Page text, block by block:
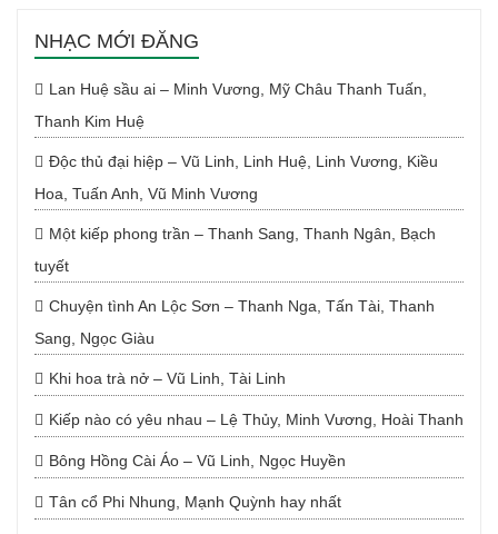
NHẠC MỚI ĐĂNG
Lan Huệ sầu ai – Minh Vương, Mỹ Châu Thanh Tuấn,
Thanh Kim Huệ
Độc thủ đại hiệp – Vũ Linh, Linh Huệ, Linh Vương, Kiều
Hoa, Tuấn Anh, Vũ Minh Vương
Một kiếp phong trần – Thanh Sang, Thanh Ngân, Bạch
tuyết
Chuyện tình An Lộc Sơn – Thanh Nga, Tấn Tài, Thanh
Sang, Ngọc Giàu
Khi hoa trà nở – Vũ Linh, Tài Linh
Kiếp nào có yêu nhau – Lệ Thủy, Minh Vương, Hoài Thanh
Bông Hồng Cài Áo – Vũ Linh, Ngọc Huyền
Tân cổ Phi Nhung, Mạnh Quỳnh hay nhất